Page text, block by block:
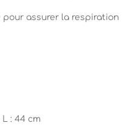
pour assurer la respiration
L : 44 cm